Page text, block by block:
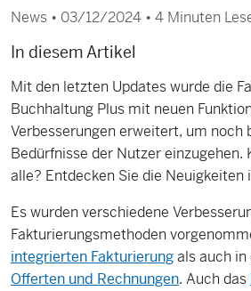
News • 03/12/2024 • 4 Minuten
In diesem Artikel
Mit den letzten Updates wurde die
Buchhaltung Plus mit neuen
Verbesserungen erweitert, um noch
Bedürfnisse der Nutzer einzugehen.
alle? Entdecken Sie die Neuigkeiten
Es wurden verschiedene
Fakturierungsmethoden
integrierten Fakturierungals auch
Offerten und Rechnungen. Auch das